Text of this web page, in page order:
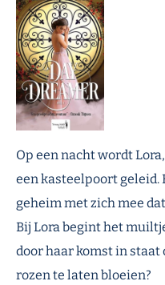
Op een nacht wordt
een kasteelpoort geleid.
geheim met zich mee
Bij Lora begint het
door haar komst in staat
rozen te laten bloeien?